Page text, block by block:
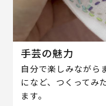
手芸の魅力
自分で楽しみながら
になど、つくってみ
ます。